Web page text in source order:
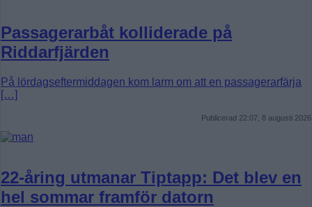
Passagerarbåt kolliderade på
Riddarfjärden
På lördagseftermiddagen kom larm om att en passagerarfärja
[…]
Publicerad 22:07, 8 augusti 2026
22-åring utmanar Tiptapp: Det blev en
hel sommar framför datorn